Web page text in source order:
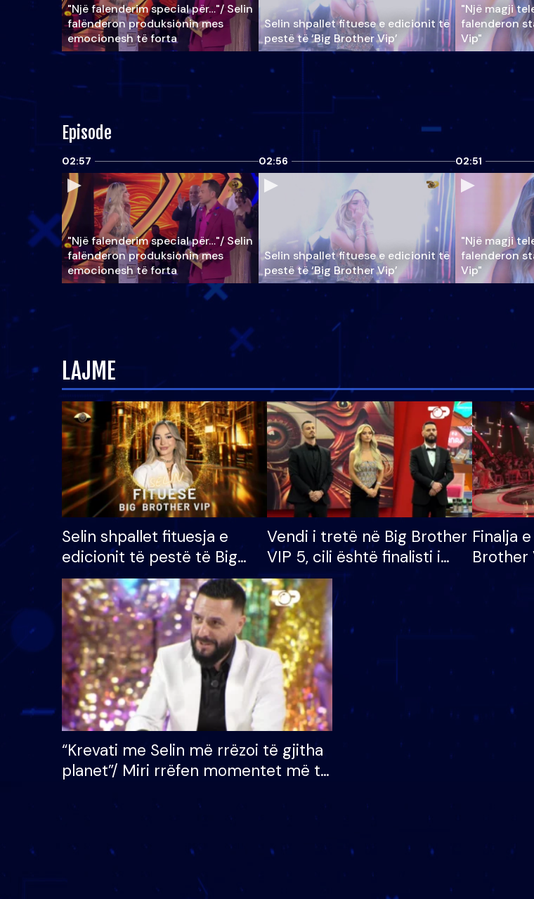
"Një falenderim special për…"/ Selin
falënderon produksionin mes
emocionesh të forta
Selin shpallet fituese e edicionit të
pestë të ‘Big Brother Vip’
"Një magji
falenderon
Vip"
Episode
02:57
"Një falenderim special për…"/ Selin
falënderon produksionin mes
emocionesh të forta
02:56
Selin shpallet fituese e edicionit të
pestë të ‘Big Brother Vip’
02:51
"Një magji
falenderon
Vip"
LAJME
Selin shpallet fituesja e
edicionit të pestë të Big
Brother VIP, rrëmben
çmimin e madh prej 100
mijë eurosh
Vendi i tretë në Big Brother
VIP 5, cili është finalisti i
radhës që lë shtëpinë
Finalja
Brother
banori
dhe
të
“Krevati me Selin më rrëzoi të gjitha
planet”/ Miri rrëfen momentet më të
mungojë zilja e mëngjesit kur…